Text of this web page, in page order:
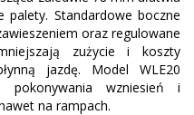
palety. Standardowe boczne
oraz regulowane
zużycie i koszty
jazdę. Model WLE20
pokonywania wzniesień i
na rampach.